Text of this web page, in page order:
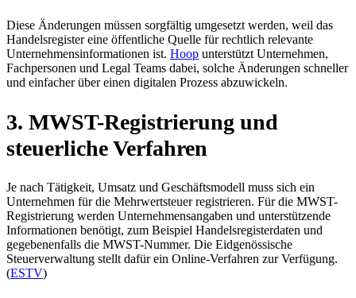
Diese Änderungen müssen sorgfältig umgesetzt werden, weil das
Handelsregister eine öffentliche Quelle für rechtlich relevante
Unternehmensinformationen ist. Hoop unterstützt Unternehmen,
Fachpersonen und Legal Teams dabei, solche Änderungen schneller
und einfacher über einen digitalen Prozess abzuwickeln.
3. MWST-Registrierung und
steuerliche Verfahren
Je nach Tätigkeit, Umsatz und Geschäftsmodell muss sich ein
Unternehmen für die Mehrwertsteuer registrieren. Für die MWST-
Registrierung werden Unternehmensangaben und unterstützende
Informationen benötigt, zum Beispiel Handelsregisterdaten und
gegebenenfalls die MWST-Nummer. Die Eidgenössische
Steuerverwaltung stellt dafür ein Online-Verfahren zur Verfügung.
(ESTV)